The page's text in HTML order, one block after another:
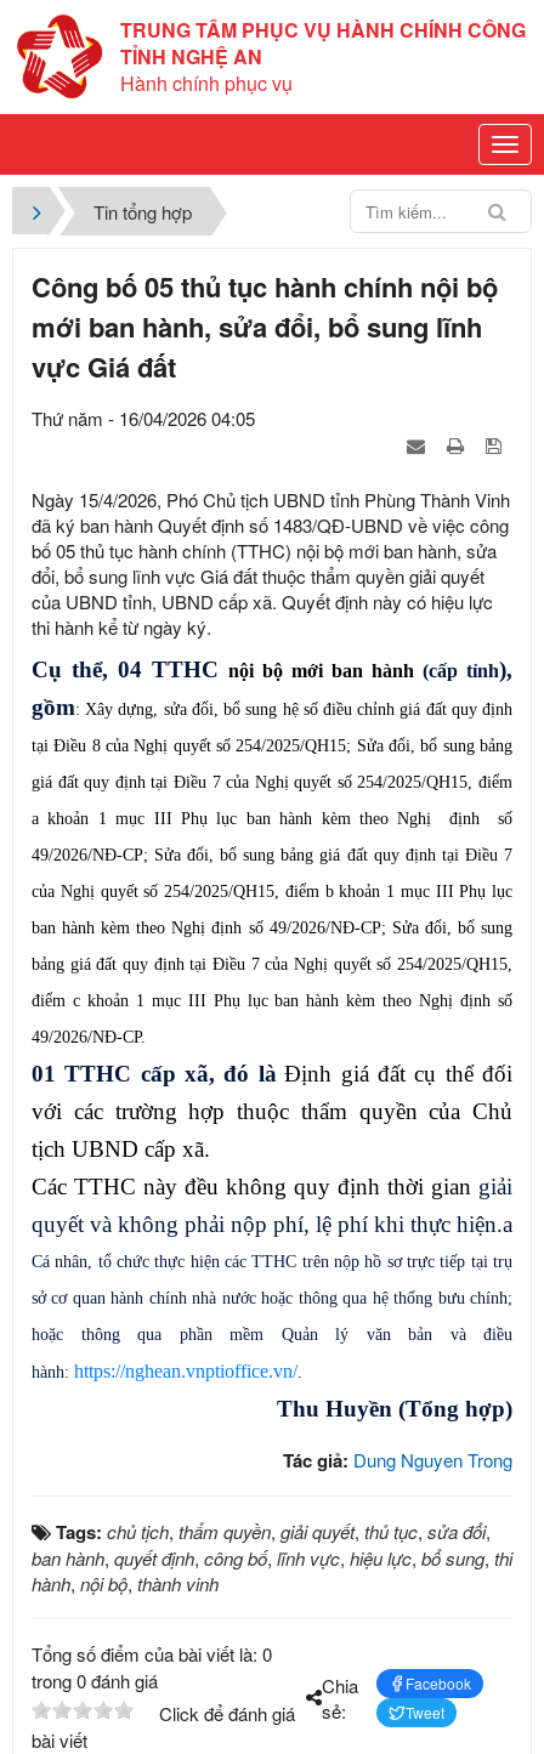
TRUNG TÂM PHỤC VỤ HÀNH CHÍNH CÔNG
TỈNH NGHỆ AN
Hành chính phục vụ
Tin tổng hợp
Công bố 05 thủ tục hành chính nội bộ
mới ban hành, sửa đổi, bổ sung lĩnh
vực Giá đất
Thứ năm - 16/04/2026 04:05
Ngày 15/4/2026, Phó Chủ tịch UBND tỉnh Phùng Thành Vinh
đã ký ban hành Quyết định số 1483/QĐ-UBND về việc công
bố 05 thủ tục hành chính (TTHC) nội bộ mới ban hành, sửa
đổi, bổ sung lĩnh vực Giá đất thuộc thẩm quyền giải quyết
của UBND tỉnh, UBND cấp xã. Quyết định này có hiệu lực
thi hành kể từ ngày ký.
Cụ thể, 04 TTHC nội bộ mới ban hành (cấp tỉnh),
gồm:Xây dựng, sửa đổi, bổ sung hệ số điều chỉnh giá đất quy định
tại Điều 8 của Nghị quyết số 254/2025/QH15; Sửa đổi, bổ sung bảng
giá đất quy định tại Điều 7 của Nghị quyết số 254/2025/QH15, điểm
a khoản 1 mục III Phụ lục ban hành kèm theo Nghị định số
49/2026/NĐ-CP; Sửa đổi, bổ sung bảng giá đất quy định tại Điều 7
của Nghị quyết số 254/2025/QH15, điểm b khoản 1 mục III Phụ lục
ban hành kèm theo Nghị định số 49/2026/NĐ-CP; Sửa đổi, bổ sung
bảng giá đất quy định tại Điều 7 của Nghị quyết số 254/2025/QH15,
điểm c khoản 1 mục III Phụ lục ban hành kèm theo Nghị định số
49/2026/NĐ-CP.
01 TTHC cấp xã,đó là Định giá đất cụ thể đối
với các trường hợp thuộc thẩm quyền của Chủ
tịch UBND cấp xã.
Các TTHC này đều không quy định thời gian giải
quyết và không phải nộp phí, lệ phí khi thực hiện.a
Cá nhân, tổ chức thực hiện các TTHC trên nộp hồ sơ trực tiếp tại trụ
sở cơ quan hành chính nhà nước hoặc thông qua hệ thống bưu chính;
hoặc thông qua phần mềm Quản lý văn bản và điều
hành: https://nghean.vnptioffice.vn/.
Thu Huyền (Tổng hợp)
Tác giả: Dung Nguyen Trong
Tags: chủ tịch, thẩm quyền, giải quyết, thủ tục, sửa đổi,
ban hành, quyết định, công bố, lĩnh vực, hiệu lực, bổ sung, thi
hành, nội bộ, thành vinh
Tổng số điểm của bài viết là: 0
trong 0 đánh giá
Click để đánh giá
bài viết
Chia
sẻ:
Facebook
Tweet